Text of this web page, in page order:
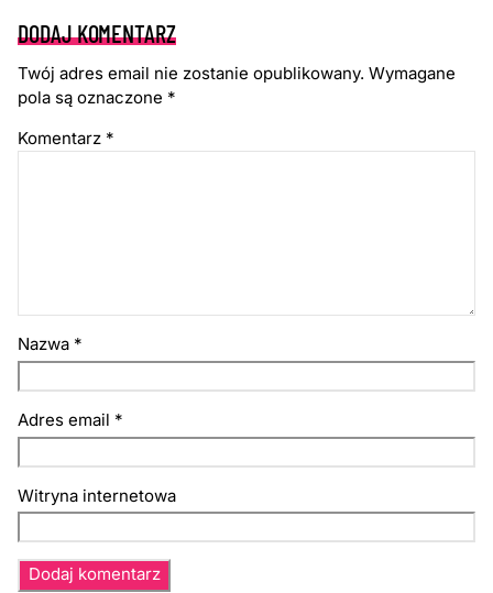
DODAJ KOMENTARZ
Twój adres email nie zostanie opublikowany. Wymagane
pola są oznaczone *
Komentarz *
Nazwa *
Adres email *
Witryna internetowa